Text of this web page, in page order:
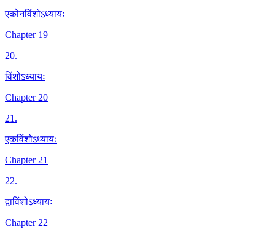
एकोनविंशोऽध्यायः
Chapter 19
20.
विंशोऽध्यायः
Chapter 20
21.
एकविंशोऽध्यायः
Chapter 21
22.
द्वाविंशोऽध्यायः
Chapter 22